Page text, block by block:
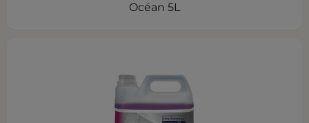
Océan 5L